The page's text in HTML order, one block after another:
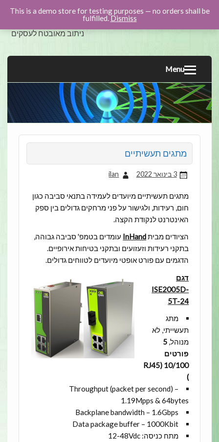
ניתוב מאובטח לעסקים
Menu
מתגים תעשיתיים
3 בינואר 2022 ilan
מתגים תעשיתיים מיועדים לעמידה בתנאי סביבה כגון
חום, רעידות, ולגישור על פני מרחקים גדולים בין ספק
האינטרנט לנקודת הקצה.
הציודים מביתInHand עומדים בטמפ' סביבה גבוהה,
בתקני רעידות וזעזועים ובתקני בטיחות אירופיים.
הדגמים עם פורט אופטי מיועדים לטווחים גדולים.
דגם
ISE2005D-
5T-24
מתג
תעשייתי, לא
מנוהל, 5
פורטים
10/100 (RJ45
)
Throughput (packet per second) –
1.19Mpps & 64bytes
Backplane bandwidth – 1.6Gbps
Data package buffer – 1000Kbit
מתח כניסה: 12-48Vdc
This is a demo store for testing purposes — no orders shall be
fulfilled.Dismiss